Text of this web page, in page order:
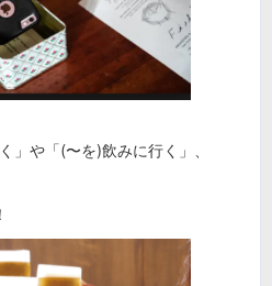
「(〜を)飲みに行く」、